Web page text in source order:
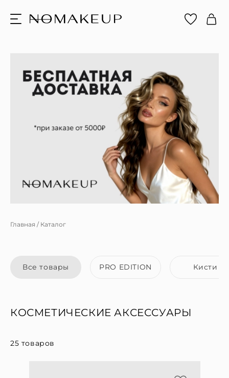
Главная / Каталог
Все товары PRO EDITION Кисти
КОСМЕТИЧЕСКИЕ АКСЕССУАРЫ
25 товаров